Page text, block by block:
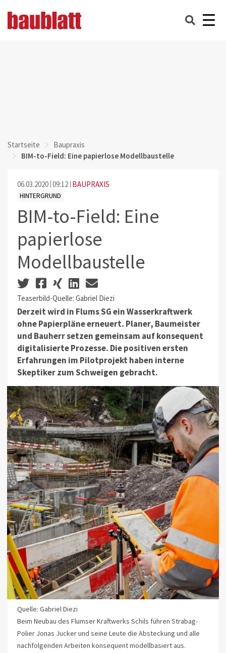
Startseite
Baupraxis
BIM-to-Field: Eine papierlose Modellbaustelle
06.03.2020 09:12 BAUPRAXIS
HINTERGRUND
BIM-to-Field: Eine
papierlose
Modellbaustelle
Teaserbild-Quelle: Gabriel Diezi
Derzeit wird in Flums SG ein Wasserkraftwerk
ohne Papierpläne erneuert. Planer, Baumeister
und Bauherr setzen gemeinsam auf konsequent
digitalisierte Prozesse. Die positiven ersten
Erfahrungen im Pilotprojekt haben interne
Skeptiker zum Schweigen gebracht.
Quelle: Gabriel Diezi
Beim Neubau des Flumser Kraftwerks Schils führen Strabag-
Polier Jonas Jucker und seine Leute die Absteckung und alle
nachfolgenden Arbeiten konsequent modellbasiert aus.